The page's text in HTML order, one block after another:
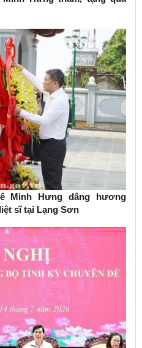
Minh Hưng dâng hương
sĩ tại Lạng Sơn